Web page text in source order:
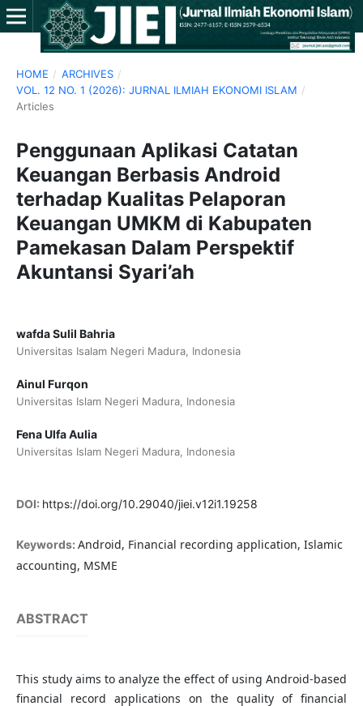
HOME / ARCHIVES /
VOL. 12 NO. 1 (2026): JURNAL ILMIAH EKONOMI ISLAM /
Articles
Penggunaan Aplikasi Catatan
Keuangan Berbasis Android
terhadap Kualitas Pelaporan
Keuangan UMKM di Kabupaten
Pamekasan Dalam Perspektif
Akuntansi Syari’ah
wafda Sulil Bahria
Universitas Isalam Negeri Madura, Indonesia
Ainul Furqon
Universitas Islam Negeri Madura, Indonesia
Fena Ulfa Aulia
Universitas Islam Negeri Madura, Indonesia
DOI: https://doi.org/10.29040/jiei.v12i1.19258
Keywords: Android, Financial recording application, Islamic
accounting, MSME
ABSTRACT
This study aims to analyze the effect of using Android-based
financial record applications on the quality of financial